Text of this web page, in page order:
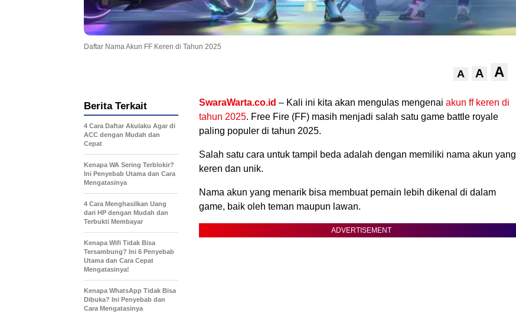
Daftar Nama Akun FF Keren di Tahun 2025
A A A
SwaraWarta.co.id – Kali ini kita akan mengulas mengenai akun ff keren di
tahun 2025. Free Fire (FF) masih menjadi salah satu game battle royale
paling populer di tahun 2025.
Salah satu cara untuk tampil beda adalah dengan memiliki nama akun yang
keren dan unik.
Nama akun yang menarik bisa membuat pemain lebih dikenal di dalam
game, baik oleh teman maupun lawan.
ADVERTISEMENT
Berita Terkait
4 Cara Daftar Akulaku Agar di
ACC dengan Mudah dan
Cepat
Kenapa WA Sering Terblokir?
Ini Penyebab Utama dan Cara
Mengatasinya
4 Cara Menghasilkan Uang
dari HP dengan Mudah dan
Terbukti Membayar
Kenapa Wifi Tidak Bisa
Tersambung? Ini 6 Penyebab
Utama dan Cara Cepat
Mengatasinya!
Kenapa WhatsApp Tidak Bisa
Dibuka? Ini Penyebab dan
Cara Mengatasinya